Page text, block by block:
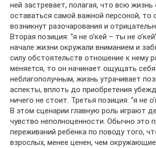
ней застревает, полагая, что всю жизнь
оставаться самой важной персоной, то
возникнут разочарования и
Вторая позиция: “я не о’кей – ты не
начале жизни окружали вниманием и
силу обстоятельств отношение к нему
меняется, то он начинает ощущать себя
неблагополучным, жизнь утрачивает
аспекты, вплоть до приобретения
ничего не стоит. Третья позиция: “я не
В этом сценарии главную роль играют
чувство неполноценности. Обычно это
переживаний ребёнка по поводу того,
взрослых, менее ценен, чем